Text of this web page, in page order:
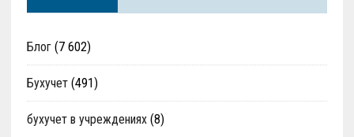
Блог(7 602)
Бухучет(491)
бухучет в учреждениях(8)